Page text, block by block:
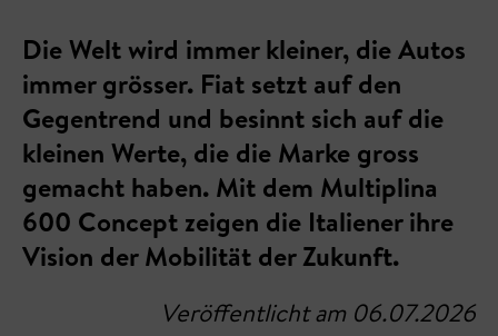
Die Welt wird immer kleiner, die Autos
immer grösser. Fiat setzt auf den
Gegentrend und besinnt sich auf die
kleinen Werte, die die Marke gross
gemacht haben. Mit dem Multiplina
600 Concept zeigen die Italiener ihre
Vision der Mobilität der Zukunft.
Veröffentlicht am 06.07.2026